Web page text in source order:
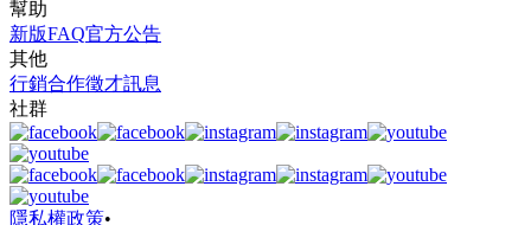
幫助
新版FAQ官方公告
其他
行銷合作徵才訊息
社群
隱私權政策•